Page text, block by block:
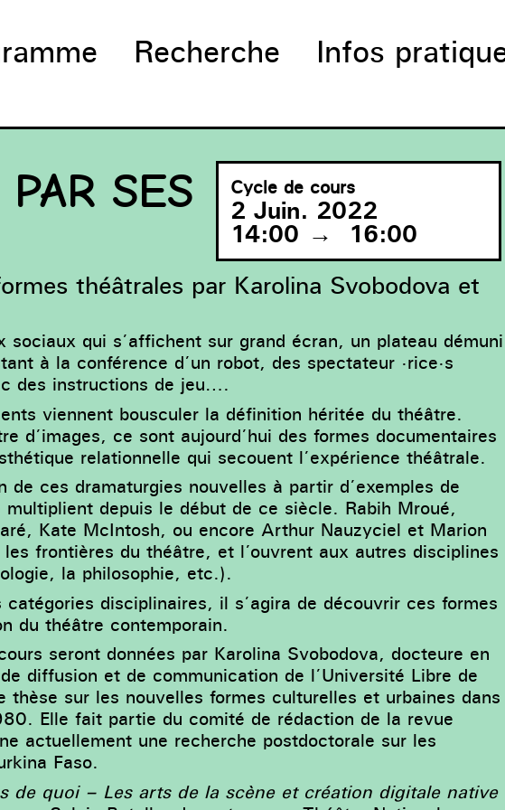
Recherche Infos
Cycle de cours
2 Juin. 2022
14:00 → 16:00
SES
théâtrales par Karolina Svobodova et
sociaux qui s’affichent sur grand écran, un plateau démuni
à la conférence d’un robot, des spectateur ·rice·s
des instructions de jeu….
viennent bousculer la définition héritée du théâtre.
d’images, ce sont aujourd’hui des formes documentaires
relationnelle qui secouent l’expérience théâtrale.
de ces dramaturgies nouvelles à partir d’exemples de
depuis le début de ce siècle. Rabih Mroué,
Kate McIntosh, ou encore Arthur Nauzyciel et Marion
frontières du théâtre, et l’ouvrent aux autres disciplines
la philosophie, etc.).
disciplinaires, il s’agira de découvrir ces formes
du théâtre contemporain.
seront données par Karolina Svobodova, docteure en
diffusion et de communication de l’Université Libre de
thèse sur les nouvelles formes culturelles et urbaines dans
Elle fait partie du comité de rédaction de la revue
actuellement une recherche postdoctorale sur les
Faso.
de quoi – Les arts de la scène et création digitale native